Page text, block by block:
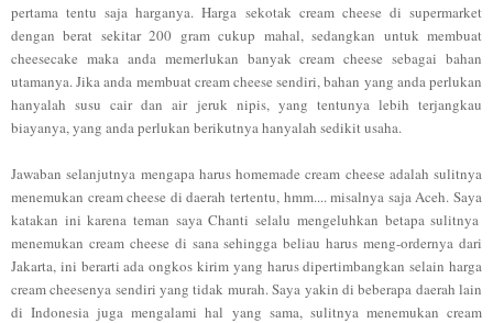
pertama tentu saja harganya. Harga sekotak cream cheese di supermarket
dengan berat sekitar 200 gram cukup mahal, sedangkan untuk membuat
cheesecake maka anda memerlukan banyak cream cheese sebagai bahan
utamanya.Jika anda membuat cream cheese sendiri, bahan yang anda perlukan
hanyalah susu cair dan air jeruk nipis, yang tentunya lebih terjangkau
biayanya, yang anda perlukan berikutnya hanyalah sedikit usaha.
Jawabanselanjutnya mengapa harus homemade cream cheese adalah sulitnya
menemukan cream cheese di daerah tertentu, hmm.... misalnya saja Aceh. Saya
katakan ini karena teman saya Chanti selalu mengeluhkan betapa sulitnya
menemukan cream cheese di sana sehingga beliau harus meng-ordernya dari
Jakarta, ini berarti ada ongkos kirim yang harus dipertimbangkanselain harga
cream cheesenya sendiri yang tidak murah. Saya yakin di beberapa daerah lain
di Indonesia juga mengalami hal yang sama, sulitnya menemukan cream